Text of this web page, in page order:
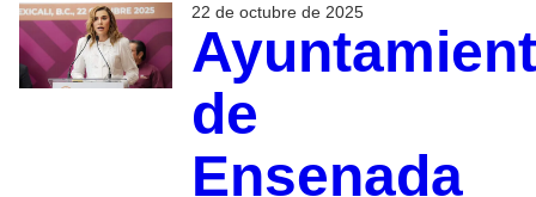
22 de octubre de 2025
de
Ensenada